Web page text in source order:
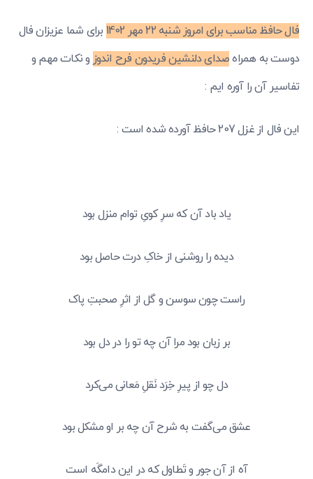
فال حافظ مناسب برای امروز شنبه 22 مهر 1402
برای شما عزیزان فال
دوست به همراهصدای دلنشین فریدون فرح اندوز و نکات مهم و
تفاسیر آن را آوره ایم :
این فال از غزل 207 حافظ آورده شده است :
یاد باد آن که سرِ کویِ توام منزل بود
دیده را روشنی از خاکِ درت حاصل بود
راست چون سوسن و گل از اثرِ صحبتِ پاک
بر زبان بود مرا آن چه تو را در دل بود
دل چو از پیرِ خِرَد نَقلِ مَعانی می‌کرد
عشق می‌گفت به شرح آن چه بر او مشکل بود
آه از آن جور و تَطاول که در این دامگَه است